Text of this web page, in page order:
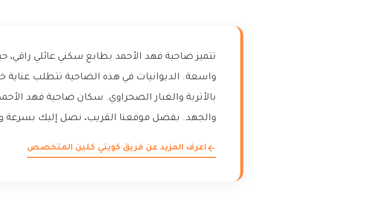
تتميز ضاحية فهد الأحمد بطابع سكني عائلي
واسعة. الديوانيات في هذه الضاحية تتطلب
بالأتربة والغبار الصحراوي. سكان ضاحية فهد
والجهد. بفضل موقعنا القريب، نصل إليك بسرعة
اعرف المزيد عن فريق كويتي كلين المتخصص